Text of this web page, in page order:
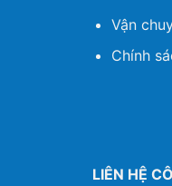
Vận
Chính
LIÊN HỆ